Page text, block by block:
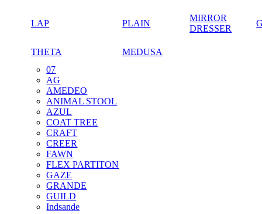
LAP PLAIN
MIRROR
DRESSER
THETA
MEDUSA
07
AG
AMEDEO
ANIMAL STOOL
AZUL
COAT TREE
CRAFT
CREER
FAWN
FLEX PARTITON
GAZE
GRANDE
GUILD
Indsande